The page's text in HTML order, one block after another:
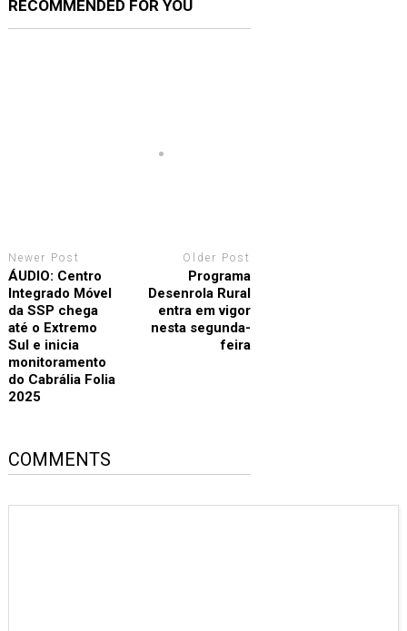
RECOMMENDED FOR YOU
Newer Post
ÁUDIO: Centro
Integrado Móvel
da SSP chega
até o Extremo
Sul e inicia
monitoramento
do Cabrália Folia
2025
Older Post
Programa
Desenrola Rural
entra em vigor
nesta segunda-
feira
COMMENTS